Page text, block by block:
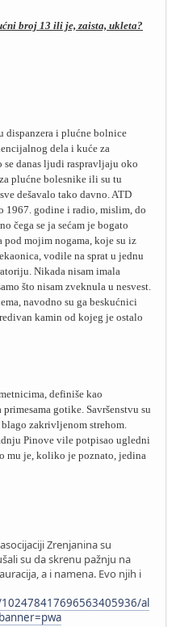
broj 13 ili je, zaista, ukleta?
dispanzera i plućne bolnice
dela i kuće za
se danas ljudi raspravljaju oko
plućne bolesnike ili su tu
dešavalo tako davno. ATD
1967. godine i radio, mislim, do
čega se ja sećam je bogato
mojim nogama, koje su iz
vodile na sprat u jednu
Nikada nisam imala
što nisam zveknula u nesvest.
navodno su ga beskućnici
kamin od kojeg je ostalo
definiše kao
gotike. Savršenstvu su
zakrivljenom strehom.
Pinove vile potpisao ugledni
mu je, koliko je poznato, jedina
Zrenjanina su
su da skrenu pažnju na
a i namena. Evo njih i
al